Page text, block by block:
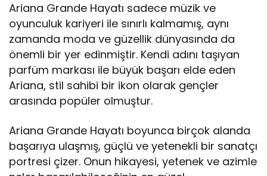
Ariana Grande Hayatı sadece müzik ve
oyunculuk kariyeri ile sınırlı kalmamış, aynı
zamanda moda ve güzellik dünyasında da
önemli bir yer edinmiştir. Kendi adını taşıyan
parfüm markası ile büyük başarı elde eden
Ariana, stil sahibi bir ikon olarak gençler
arasında popüler olmuştur.
Ariana Grande Hayatı boyunca birçok alanda
başarıya ulaşmış, güçlü ve yetenekli bir sanatçı
portresi çizer. Onun hikayesi, yetenek ve azimle